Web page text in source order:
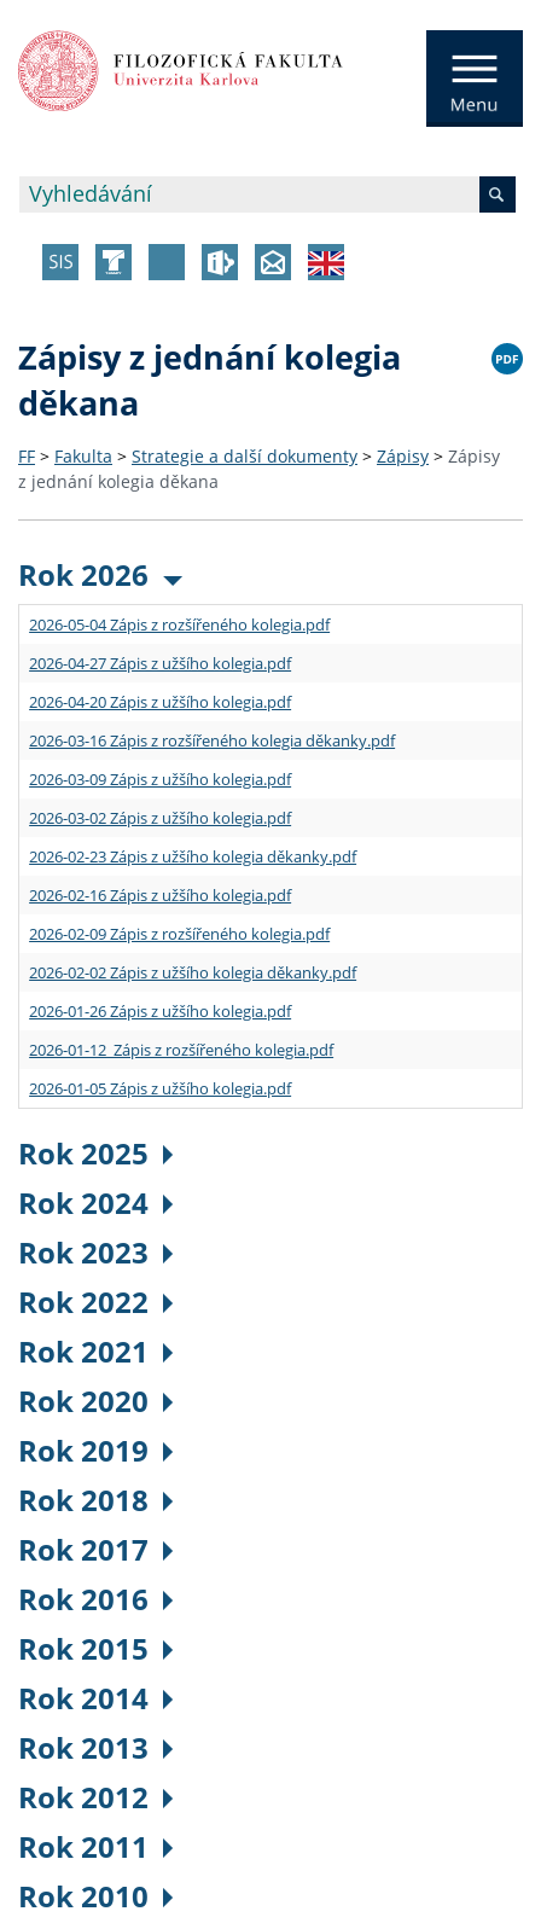
Zápisy z jednání kolegia
děkana
FF > Fakulta > Strategie a další dokumenty > Zápisy > Zápisy
z jednání kolegia děkana
Rok 2026
2026-05-04 Zápis z rozšířeného kolegia.pdf
2026-04-27 Zápis z užšího kolegia.pdf
2026-04-20 Zápis z užšího kolegia.pdf
2026-03-16 Zápis z rozšířeného kolegia děkanky.pdf
2026-03-09 Zápis z užšího kolegia.pdf
2026-03-02 Zápis z užšího kolegia.pdf
2026-02-23 Zápis z užšího kolegia děkanky.pdf
2026-02-16 Zápis z užšího kolegia.pdf
2026-02-09 Zápis z rozšířeného kolegia.pdf
2026-02-02 Zápis z užšího kolegia děkanky.pdf
2026-01-26 Zápis z užšího kolegia.pdf
2026-01-12 Zápis z rozšířeného kolegia.pdf
2026-01-05 Zápis z užšího kolegia.pdf
Rok 2025
Rok 2024
Rok 2023
Rok 2022
Rok 2021
Rok 2020
Rok 2019
Rok 2018
Rok 2017
Rok 2016
Rok 2015
Rok 2014
Rok 2013
Rok 2012
Rok 2011
Rok 2010